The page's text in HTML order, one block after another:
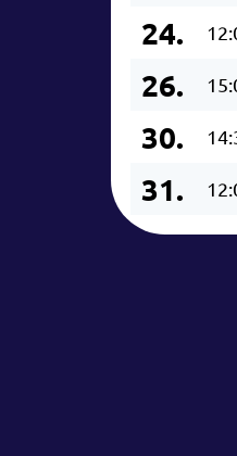
24.
26.
30.
31.